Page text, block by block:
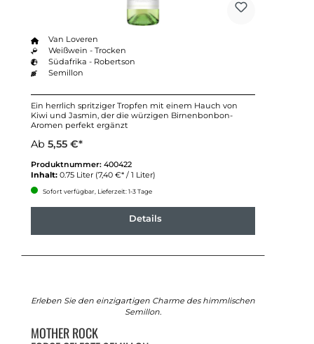
Van Loveren
Weißwein - Trocken
Südafrika - Robertson
Semillon
Ein herrlich spritziger Tropfen mit einem Hauch von
Kiwi und Jasmin, der die würzigen Birnenbonbon-
Aromen perfekt ergänzt
Ab 5,55 €*
Produktnummer: 400422
Inhalt: 0.75 Liter (7,40 €* / 1 Liter)
Sofort verfügbar, Lieferzeit: 1-3 Tage
Details
Erleben Sie den einzigartigen Charme des himmlischen
Semillon.
MOTHER ROCK